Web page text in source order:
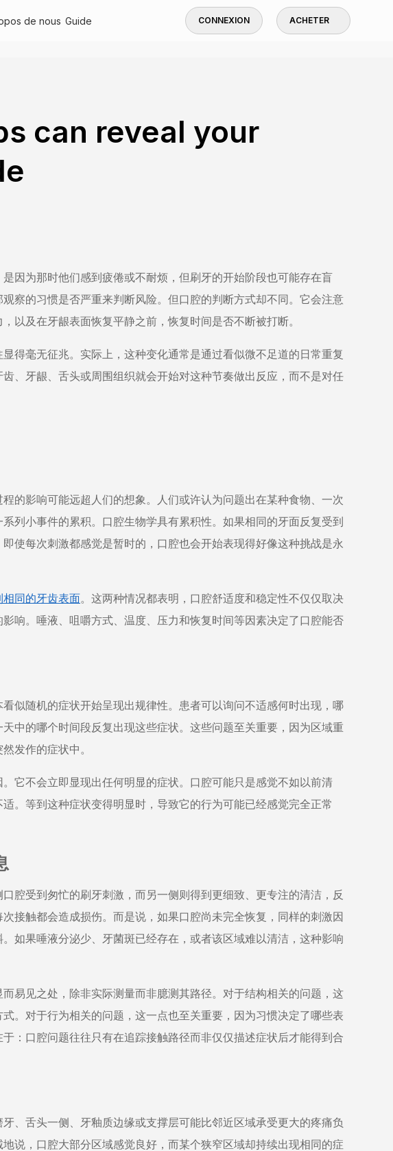
de nous Guide CONNEXION ACHETER
can reveal your
因为那时他们感到疲倦或不耐烦，但刷牙的开始阶段也可能存在盲
察的习惯是否严重来判断风险。但口腔的判断方式却不同。它会注意
以及在牙龈表面恢复平静之前，恢复时间是否不断被打断。
得毫无征兆。实际上，这种变化通常是通过看似微不足道的日常重复
、牙龈、舌头或周围组织就会开始对这种节奏做出反应，而不是对任
的影响可能远超人们的想象。人们或许认为问题出在某种食物、一次
列小事件的累积。口腔生物学具有累积性。如果相同的牙面反复受到
使每次刺激都感觉是暂时的，口腔也会开始表现得好像这种挑战是永
相同的牙齿表面。这两种情况都表明，口腔舒适度和稳定性不仅仅取决
响。唾液、咀嚼方式、温度、压力和恢复时间等因素决定了口腔能否
似随机的症状开始呈现出规律性。患者可以询问不适感何时出现，哪
中的哪个时间段反复出现这些症状。这些问题至关重要，因为区域重
发作的症状中。
它不会立即显现出任何明显的症状。口腔可能只是感觉不如以前清
。等到这种症状变得明显时，导致它的行为可能已经感觉完全正常
腔受到匆忙的刷牙刺激，而另一侧则得到更细致、更专注的清洁，反
接触都会造成损伤。而是说，如果口腔尚未完全恢复，同样的刺激因
如果唾液分泌少、牙菌斑已经存在，或者该区域难以清洁，这种影响
易见之处，除非实际测量而非臆测其路径。对于结构相关的问题，这
。对于行为相关的问题，这一点也至关重要，因为习惯决定了哪些表
：口腔问题往往只有在追踪接触路径而非仅仅描述症状后才能得到合
、舌头一侧、牙釉质边缘或支撑层可能比邻近区域承受更大的疼痛负
说，口腔大部分区域感觉良好，而某个狭窄区域却持续出现相同的症